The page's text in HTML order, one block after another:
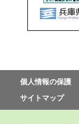
個⼈情報の保護
サイトマップ